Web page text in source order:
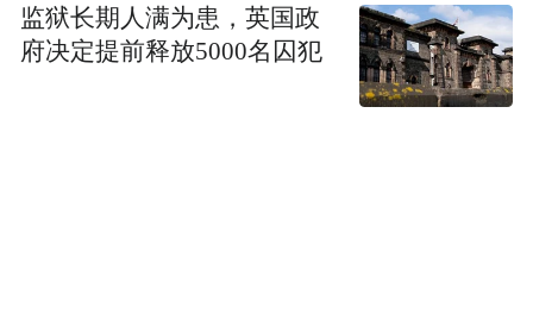
监狱长期人满为患，英国政
府决定提前释放5000名囚犯